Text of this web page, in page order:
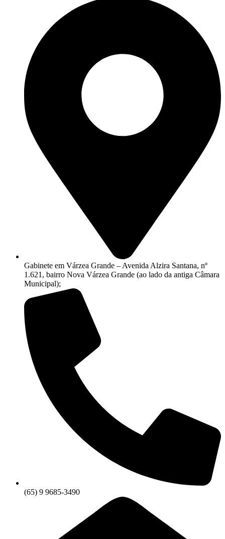
Gabinete em Várzea Grande – Avenida Alzira Santana, nº
1.621, bairro Nova Várzea Grande (ao lado da antiga Câmara
Municipal);
(65) 9 9685-3490